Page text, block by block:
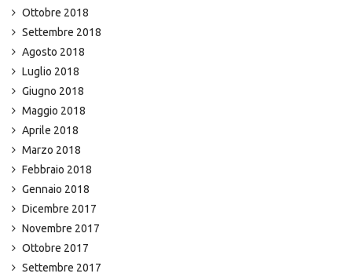
Ottobre 2018
Settembre 2018
Agosto 2018
Luglio 2018
Giugno 2018
Maggio 2018
Aprile 2018
Marzo 2018
Febbraio 2018
Gennaio 2018
Dicembre 2017
Novembre 2017
Ottobre 2017
Settembre 2017